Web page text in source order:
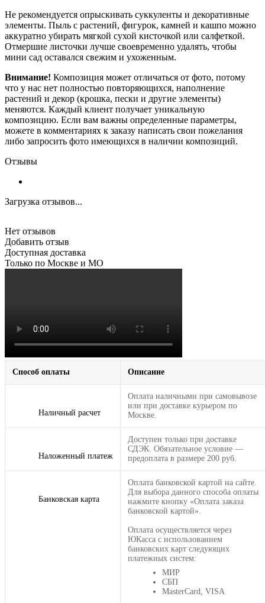
Не рекомендуется опрыскивать суккуленты и декоративные
элементы. Пыль с растений, фигурок, камней и кашпо можно
аккуратно убирать мягкой сухой кисточкой или салфеткой.
Отмершие листочки лучше своевременно удалять, чтобы
мини сад оставался свежим и ухоженным.
Внимание! Композиция может отличаться от фото, потому
что у нас нет полностью повторяющихся, наполнение
растений и декор (крошка, пески и другие элементы)
меняются. Каждый клиент получает уникальную
композицию. Если вам важны определенные параметры,
можете в комментариях к заказу написать свои пожелания
либо запросить фото имеющихся в наличии композиций.
Отзывы
Загрузка отзывов...
Нет отзывов
Добавить отзыв
Доступная доставка
Только по Москве и МО
Способ оплаты Описание
Наличный расчет
Оплата наличными при самовывозе
или при доставке курьером по
Москве.
Наложенный платеж
Доступен только при доставке
СДЭК. Обязательное условие —
предоплата в размере 200 руб.
Банковская карта
Оплата банковской картой на сайте.
Для выбора данного способа оплаты
нажмите кнопку «Оплата заказа
банковской картой».
Оплата осуществляется через
ЮКасса с использованием
банковских карт следующих
платежных систем:
МИР
СБП
MasterCard, VISA